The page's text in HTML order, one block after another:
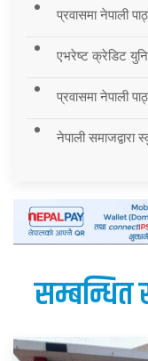
प्रवासमा नेपाली
एभरेष्ट क्रेडिट
प्रवासमा नेपाली
नेपाली